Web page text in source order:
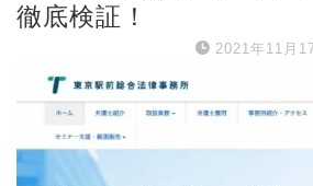
徹底検証！
2021年11月